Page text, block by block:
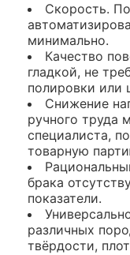
Скорость.
минимально.
Качество
гладкой, не
полировки или
Снижение
ручного труда
специалиста,
товарную
брака
показатели.
различных
твёрдости,